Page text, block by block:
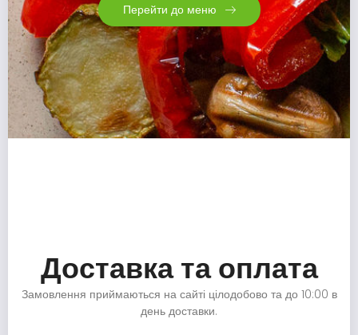
Перейти до меню
Доставка та оплата
Замовлення приймаються на сайті цілодобово та до 10:00 в
день доставки.